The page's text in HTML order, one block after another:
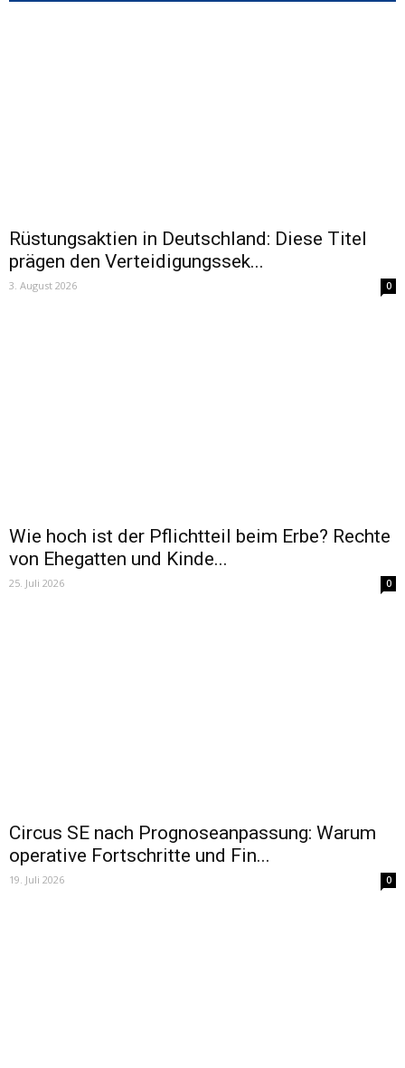
Rüstungsaktien in Deutschland: Diese Titel
prägen den Verteidigungssek...
3. August 2026 0
Wie hoch ist der Pflichtteil beim Erbe? Rechte
von Ehegatten und Kinde...
25. Juli 2026 0
Circus SE nach Prognoseanpassung: Warum
operative Fortschritte und Fin...
19. Juli 2026 0